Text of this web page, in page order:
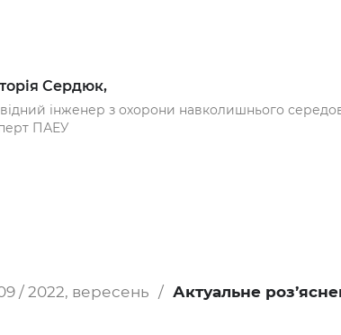
Сердюк,
інженер з охорони навколишнього
ПАЕУ
/ 2022, вересень Актуальне